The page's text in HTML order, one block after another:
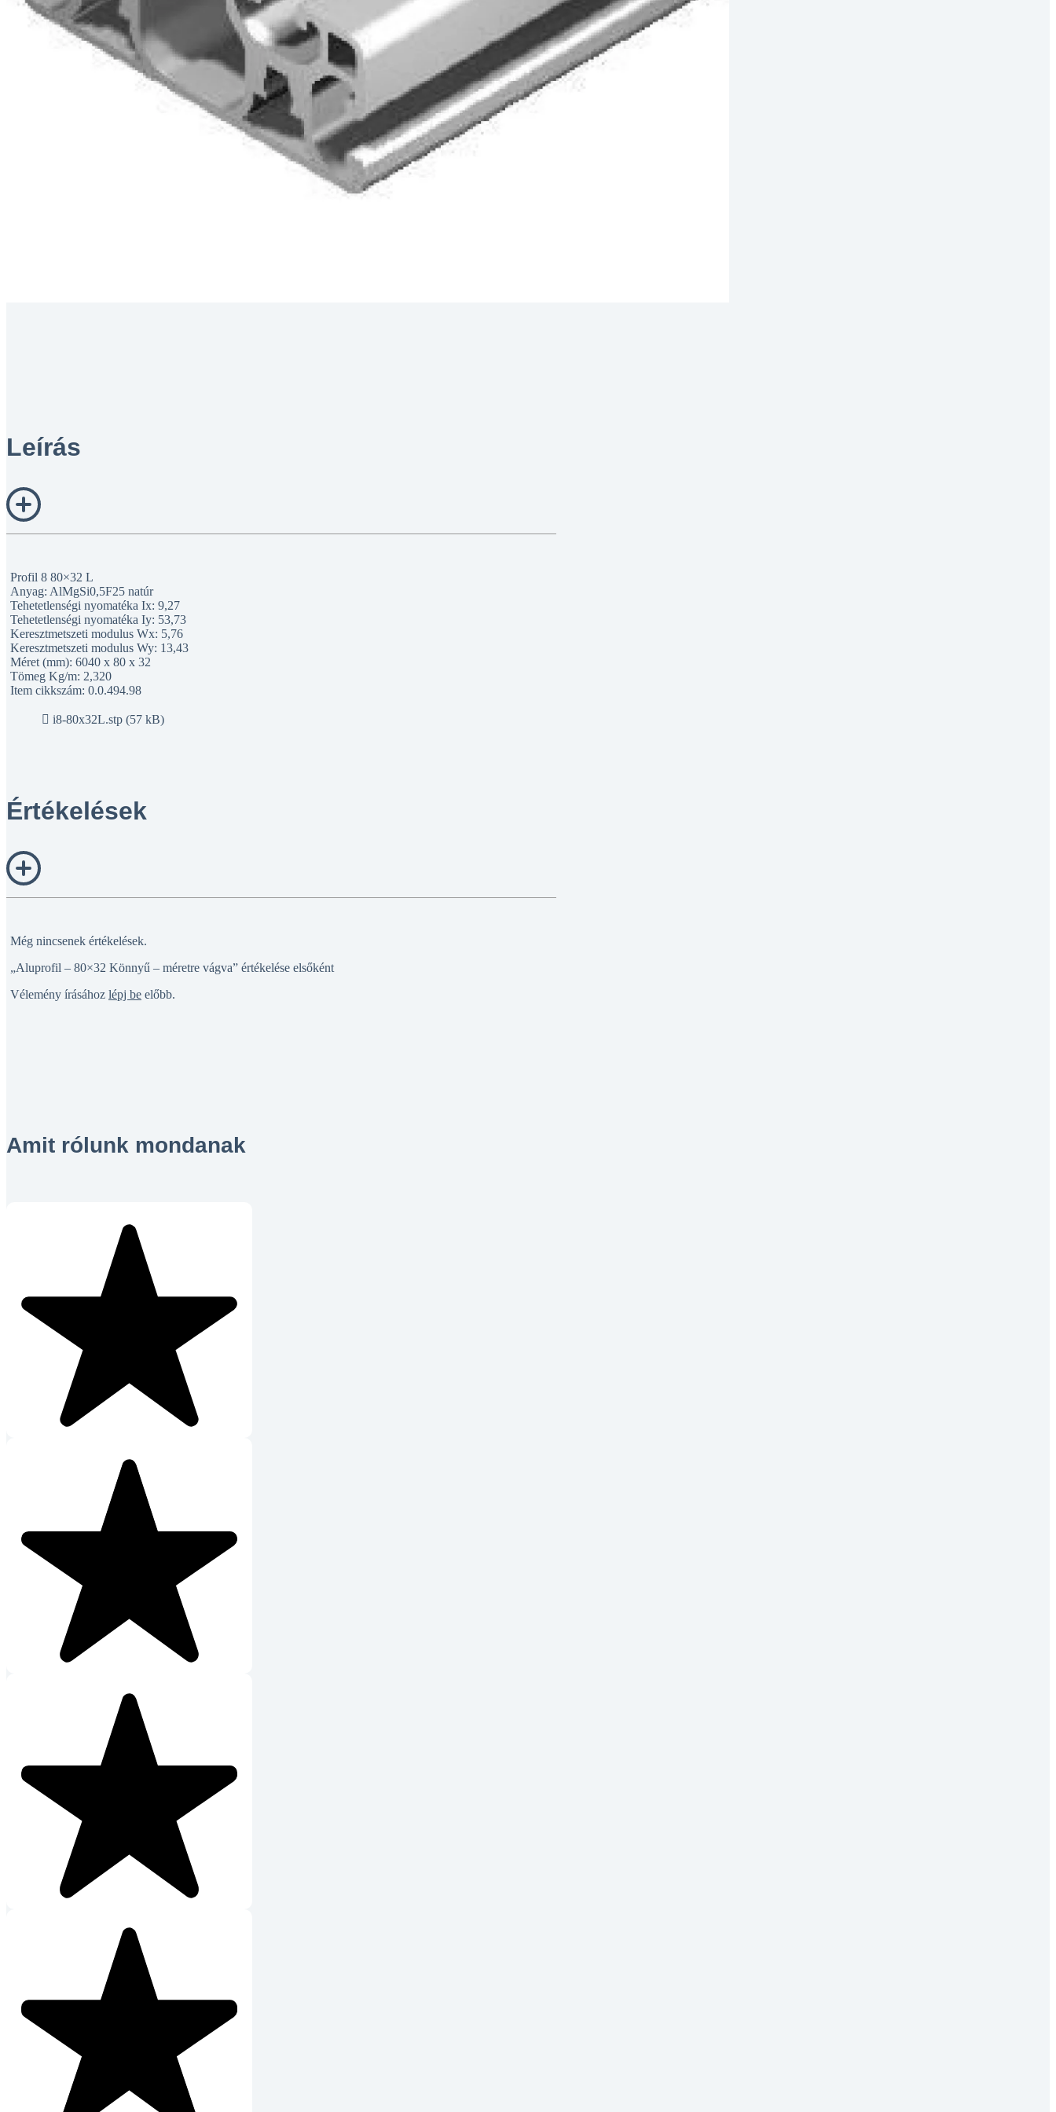
Leírás
Profil 8 80×32 L
Anyag: AlMgSi0,5F25 natúr
Tehetetlenségi nyomatéka Ix: 9,27
Tehetetlenségi nyomatéka Iy: 53,73
Keresztmetszeti modulus Wx: 5,76
Keresztmetszeti modulus Wy: 13,43
Méret (mm): 6040 x 80 x 32
Tömeg Kg/m: 2,320
Item cikkszám: 0.0.494.98
i8-80x32L.stp (57 kB)
Értékelések
Még nincsenek értékelések.
„Aluprofil – 80×32 Könnyű – méretre vágva” értékelése elsőként
Vélemény írásához lépj be előbb.
Amit rólunk mondanak